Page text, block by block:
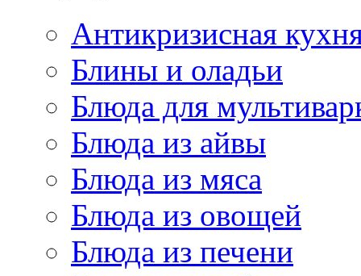
Антикризисная
Блины и оладьи
Блюда для
Блюда из айвы
Блюда из мяса
Блюда из овощей
Блюда из печени